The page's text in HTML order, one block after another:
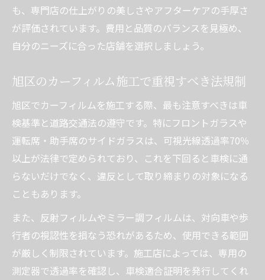
も、専門店の仕上がりの美しさやアフターケアの手厚さ
が評価されています。費用と品質のバランスを見極め、
自分のニーズに合った店舗を選択しましょう。
旭区のカーフィルム施工で重視すべき法規制
旭区でカーフィルムを施工する際、最も注意すべきは車
検基準と道路交通法の遵守です。特にフロントガラスや
運転席・助手席のサイドガラスは、可視光線透過率70％
以上が法律で定められており、これを下回ると車検に通
らないだけでなく、違反として取り締まりの対象になる
こともあります。
また、反射フィルムやミラー調フィルムは、対向車や歩
行者の視認性を損なう恐れがあるため、使用できる範囲
が厳しく制限されています。施工店によっては、専用の
測定器で透過率を確認し、車検適合証明を発行してくれ